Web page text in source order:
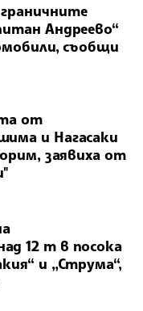
Андреево“
съобщи
от
и Нагасаки
заявиха от
12 т в посока
и „Струма“,